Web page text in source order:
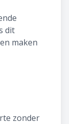
dit
maken
zonder